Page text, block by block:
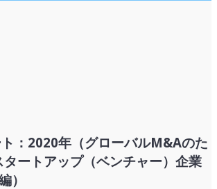
ト：2020年（グローバルM&Aのた
ートアップ（ベンチャー）企業
）